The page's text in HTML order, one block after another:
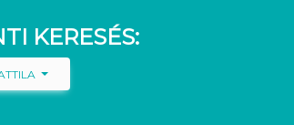
KERESÉS: